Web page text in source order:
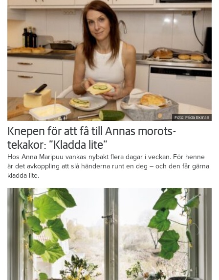
Foto: Frida Ekman
Knepen för att få till Annas morots-
tekakor: ”Kladda lite”
Hos Anna Maripuu vankas nybakt flera dagar i veckan. För henne
är det avkoppling att slå händerna runt en deg – och den får gärna
kladda lite.